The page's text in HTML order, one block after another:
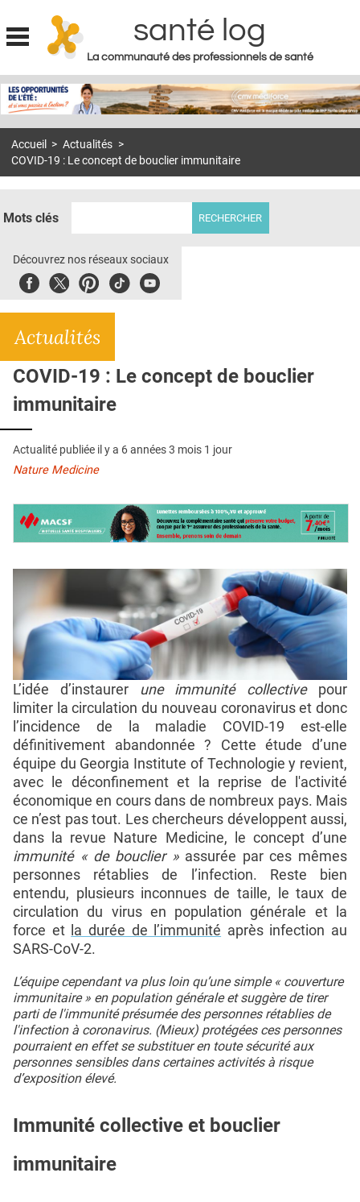
Jump to navigation
santé log
La communauté des professionnels de santé
MON COMPTE
S'ABONNER À LA REVUE SOIN À DOMICILE
DOSSIERS
E-REVUE SAD
L'APP
QUI SOMMES-NOUS ?
PUBLICITÉ
CONDITIONS GÉNÉRALES
CONTACT
Accueil > Actualités >
COVID-19 : Le concept de bouclier immunitaire
Mots clés
Découvrez nos réseaux sociaux
FacebookTwitterPinterest
TiktokYoubute
Actualités
COVID-19 : Le concept de bouclier
immunitaire
Actualité publiée il y a 6 années 3 mois 1 jour
Nature Medicine
L’idée d’instaurer une immunité collectivepour
limiter la circulation du nouveau coronavirus et donc
l’incidence de la maladie COVID-19 est-elle
définitivement abandonnée ? Cette étude d’une
équipe du Georgia Institute of Technologie y revient,
avec le déconfinement et la reprise de l'activité
économique en cours dans de nombreux pays. Mais
ce n’est pas tout. Les chercheurs développent aussi,
dans la revue Nature Medicine, le concept d’une
immunité « de bouclier »assurée par ces mêmes
personnes rétablies de l’infection. Reste bien
entendu, plusieurs inconnues de taille, le taux de
circulation du virus en population générale et la
force et la durée de l’immunité après infection au
SARS-CoV-2.
L’équipe cependant va plus loin qu’une simple « couverture
immunitaire » en population générale et suggère de tirer
parti de l'immunité présumée des personnes rétablies de
l'infection à coronavirus. (Mieux) protégées ces personnes
pourraient en effet se substituer en toute sécurité aux
personnes sensibles dans certaines activités à risque
d’exposition élevé.
Immunité collective et bouclier
immunitaire